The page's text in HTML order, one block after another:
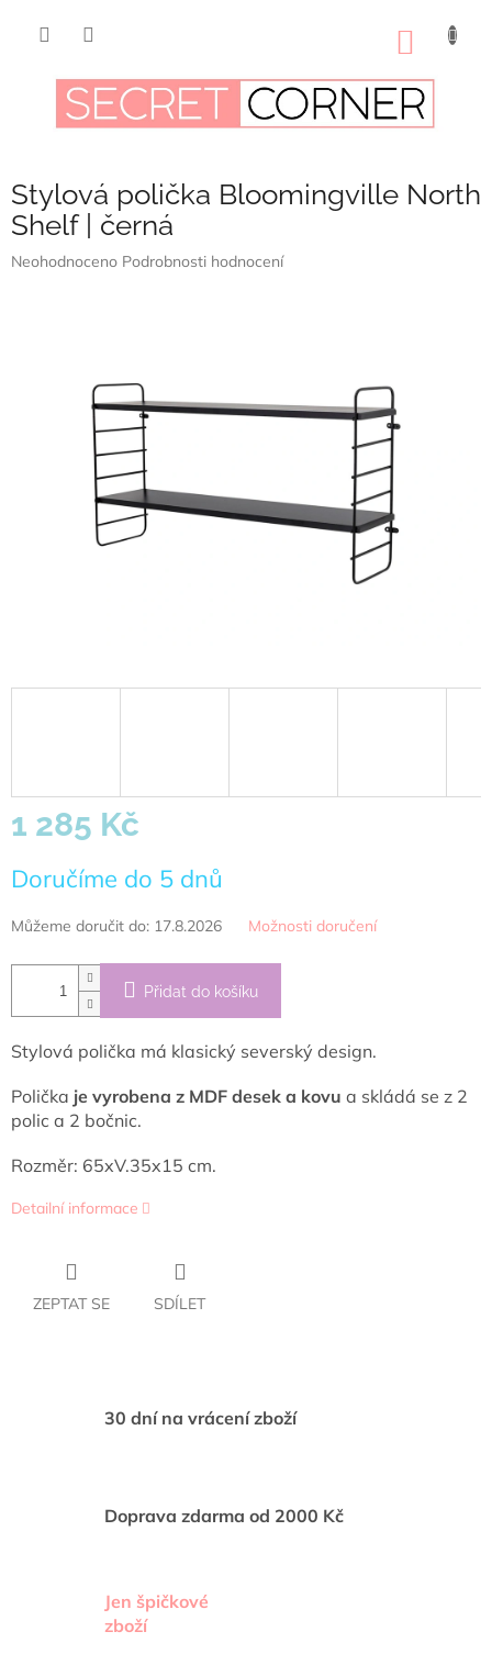
Stylová polička Bloomingville North
Shelf | černá
Průměrné
Neohodnoceno Podrobnosti hodnocení
1 285 Kč
cena:
Doručíme do 5 dnů
Můžeme doručit do: 17.8.2026 Možnosti doručení
Přidat do košíku
Stylová polička má klasický severský design.
Polička je vyrobena z MDF desek a kovu a skládá se z 2
polic a 2 bočnic.
Rozměr: 65xV.35x15 cm.
Detailní informace
ZEPTAT SE SDÍLET
30 dní na vrácení zboží
Doprava zdarma od 2000 Kč
Jen špičkové
zboží